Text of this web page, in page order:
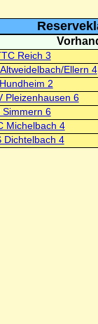
Reich 3
Ellern 4
2
Pleizenhausen 6
6
Michelbach 4
Dichtelbach 4